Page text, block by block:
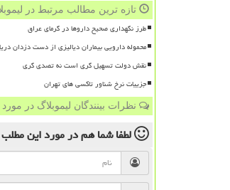
تازه ترین مطالب مرتبط در
طرز نگهداری صحیح داروها در گرمای عراق
محموله دارویی بیماران دیالیزی از دست دزدان
نقش دولت تسهیل گری است نه تصدی گری
جزییات نرخ شناور تاکسی های تهران
نظرات بینندگان لیموبلاگ در
لطفا شما همدر مورد این مطلب